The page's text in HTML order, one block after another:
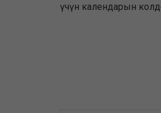
үчүн календарын